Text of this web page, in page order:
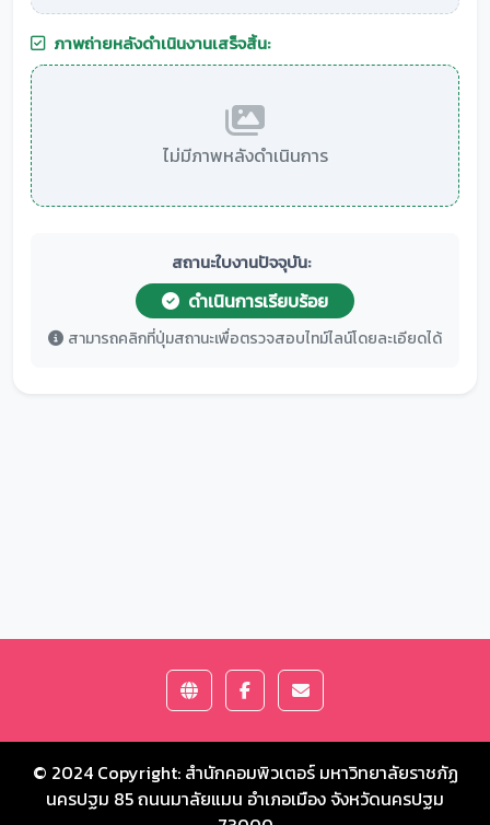
ภาพถ่ายหลังดำเนินงานเสร็จสิ้น:
ไม่มีภาพหลังดำเนินการ
สถานะใบงานปัจจุบัน:
ดำเนินการเรียบร้อย
สามารถคลิกที่ปุ่มสถานะเพื่อตรวจสอบไทม์ไลน์โดยละเอียดได้
© 2024 Copyright: สำนักคอมพิวเตอร์ มหาวิทยาลัยราชภัฏ
นครปฐม 85 ถนนมาลัยแมน อำเภอเมือง จังหวัดนครปฐม